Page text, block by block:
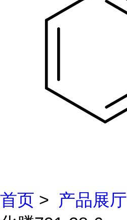
首页 > 产品展厅